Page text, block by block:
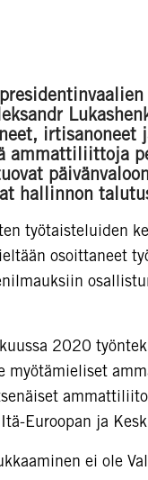
ammattiliittoja
hallinnon
työtaisteluiden
osoittaneet
2020
myötämieliset
Euroopan ja
ei ole